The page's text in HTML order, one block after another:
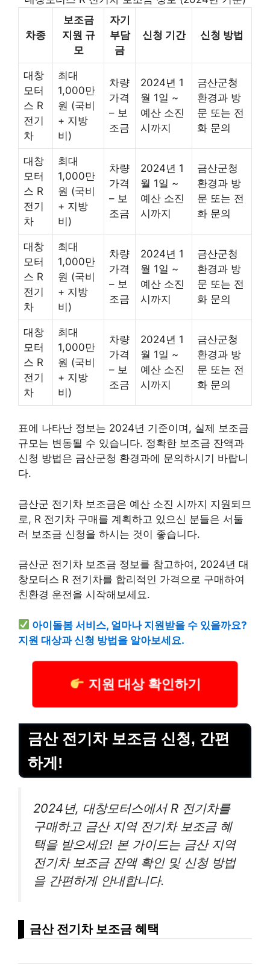
차종
보조금
지원 규
모
자기
부담
금
신청 기간 신청 방법
대창
모터
스 R
전기
차
최대
1,000만
원 (국비
+ 지방
비)
차량
가격
– 보
조금
2024년 1
월 1일 ~
예산 소진
시까지
금산군청
환경과 방
문 또는 전
화 문의
대창
모터
스 R
전기
차
최대
1,000만
원 (국비
+ 지방
비)
차량
가격
– 보
조금
2024년 1
월 1일 ~
예산 소진
시까지
금산군청
환경과 방
문 또는 전
화 문의
대창
모터
스 R
전기
차
최대
1,000만
원 (국비
+ 지방
비)
차량
가격
– 보
조금
2024년 1
월 1일 ~
예산 소진
시까지
금산군청
환경과 방
문 또는 전
화 문의
대창
모터
스 R
전기
차
최대
1,000만
원 (국비
+ 지방
비)
차량
가격
– 보
조금
2024년 1
월 1일 ~
예산 소진
시까지
금산군청
환경과 방
문 또는 전
화 문의
표에 나타난 정보는 2024년 기준이며, 실제 보조금
규모는 변동될 수 있습니다. 정확한 보조금 잔액과
신청 방법은 금산군청 환경과에 문의하시기 바랍니
다.
금산군 전기차 보조금은 예산 소진 시까지 지원되므
로, R 전기차 구매를 계획하고 있으신 분들은 서둘
러 보조금 신청을 하시는 것이 좋습니다.
금산군 전기차 보조금 정보를 참고하여, 2024년 대
창모터스 R 전기차를 합리적인 가격으로 구매하여
친환경 운전을 시작해보세요.
아이돌봄 서비스, 얼마나 지원받을 수 있을까요?
지원 대상과 신청 방법을 알아보세요.
지원 대상 확인하기
금산 전기차 보조금 신청, 간편
하게!
2024년, 대창모터스에서 R 전기차를
구매하고 금산 지역 전기차 보조금 혜
택을 받으세요! 본 가이드는 금산 지역
전기차 보조금 잔액 확인 및 신청 방법
을 간편하게 안내합니다.
금산 전기차 보조금 혜택